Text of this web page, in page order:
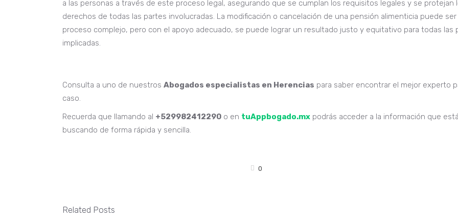
a las personas a través de este proceso legal, asegurando que se cumplan los requisitos legales y se protejan
derechos de todas las partes involucradas. La modificación o cancelación de una pensión alimenticia puede ser
proceso complejo, pero con el apoyo adecuado, se puede lograr un resultado justo y equitativo para todas las
implicadas.
Consulta a uno de nuestros Abogados especialistas en Herencias para saber encontrar el mejor experto
caso.
Recuerda que llamando al +529982412290 o en tuAppbogado.mx podrás acceder a la información que
buscando de forma rápida y sencilla.
0
Related Posts